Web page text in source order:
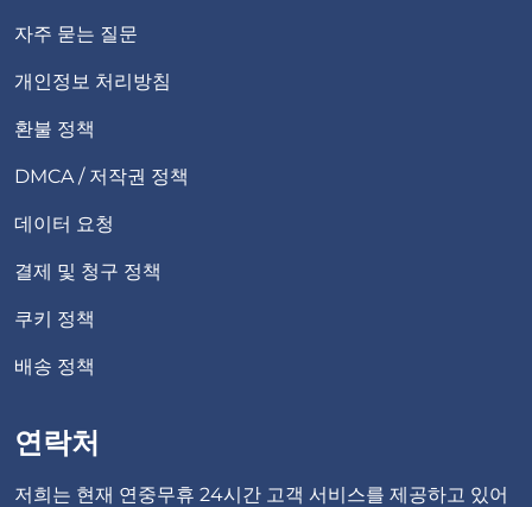
자주 묻는 질문
개인정보 처리방침
환불 정책
DMCA / 저작권 정책
데이터 요청
결제 및 청구 정책
쿠키 정책
배송 정책
연락처
저희는 현재 연중무휴 24시간 고객 서비스를 제공하고 있어